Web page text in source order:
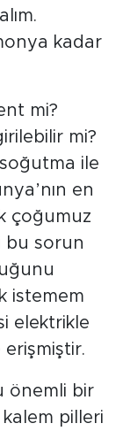
kadar
mi?
mi?
ile
en
çoğumuz
bu sorun
istemem
elektrikle
önemli bir
pilleri